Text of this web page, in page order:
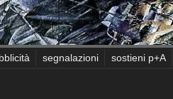
segnalazioni sostieni p+A